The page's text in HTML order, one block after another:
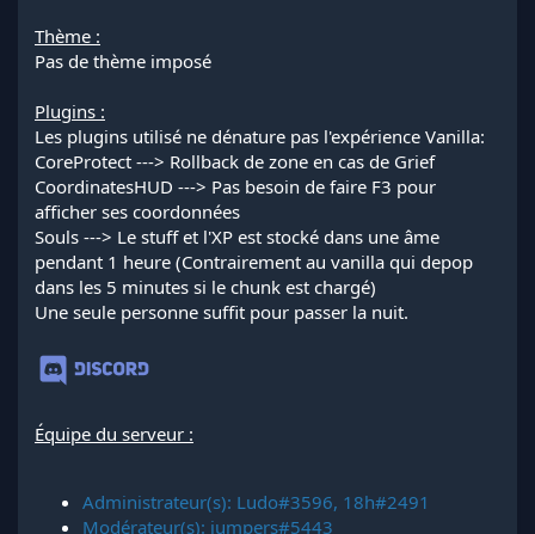
Thème :
Pas de thème imposé
Plugins :
Les plugins utilisé ne dénature pas l'expérience Vanilla:
CoreProtect ---> Rollback de zone en cas de Grief
CoordinatesHUD ---> Pas besoin de faire F3 pour
afficher ses coordonnées
Souls ---> Le stuff et l'XP est stocké dans une âme
pendant 1 heure (Contrairement au vanilla qui depop
dans les 5 minutes si le chunk est chargé)
Une seule personne suffit pour passer la nuit.
Équipe du serveur :
Administrateur(s): Ludo#3596, 18h#2491
Modérateur(s): jumpers#5443